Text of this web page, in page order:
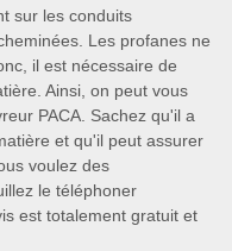
sur les conduits
Les profanes ne
il est nécessaire de
Ainsi, on peut vous
PACA. Sachez qu'il a
et qu'il peut assurer
voulez des
le téléphoner
est totalement gratuit et